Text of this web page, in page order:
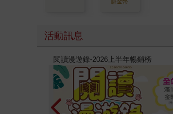
賺金幣
活動訊息
原本只是跟全校第一美少女商量彼
的存在（１）